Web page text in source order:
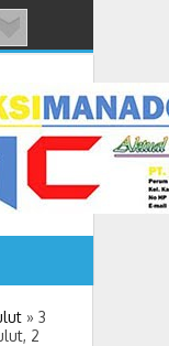
» 3
2